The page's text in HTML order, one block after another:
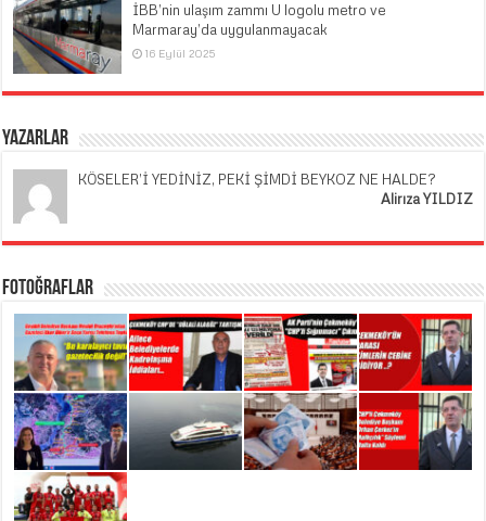
İBB’nin ulaşım zammı U logolu metro ve
Marmaray’da uygulanmayacak
16 Eylül 2025
Yazarlar
KÖSELER’İ YEDİNİZ, PEKİ ŞİMDİ BEYKOZ NE HALDE?
Alirıza YILDIZ
Fotoğraflar